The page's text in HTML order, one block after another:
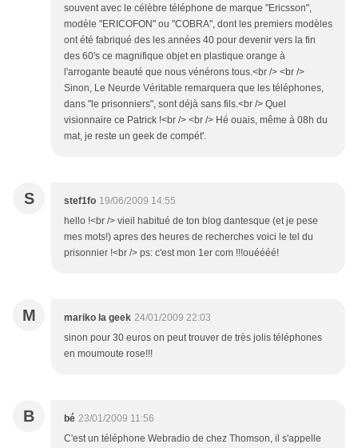
souvent avec le célèbre téléphone de marque "Ericsson",
modèle "ERICOFON" ou "COBRA", dont les premiers modèles
ont été fabriqué des les années 40 pour devenir vers la fin
des 60's ce magnifique objet en plastique orange à
l'arrogante beauté que nous vénérons tous.<br /> <br />
Sinon, Le Neurde Véritable remarquera que les téléphones,
dans "le prisonniers", sont déjà sans fils.<br /> Quel
visionnaire ce Patrick !<br /> <br /> Hé ouais, même à 08h du
mat, je reste un geek de compét'.
S stef1fo 19/06/2009 14:55
hello !<br /> vieil habitué de ton blog dantesque (et je pese
mes mots!) apres des heures de recherches voici le tel du
prisonnier !<br /> ps: c'est mon 1er com !!!ouéééé!
M mariko la geek 24/01/2009 22:03
sinon pour 30 euros on peut trouver de très jolis téléphones
en moumoute rose!!!
B bé 23/01/2009 11:56
C'est un téléphone Webradio de chez Thomson, il s'appelle